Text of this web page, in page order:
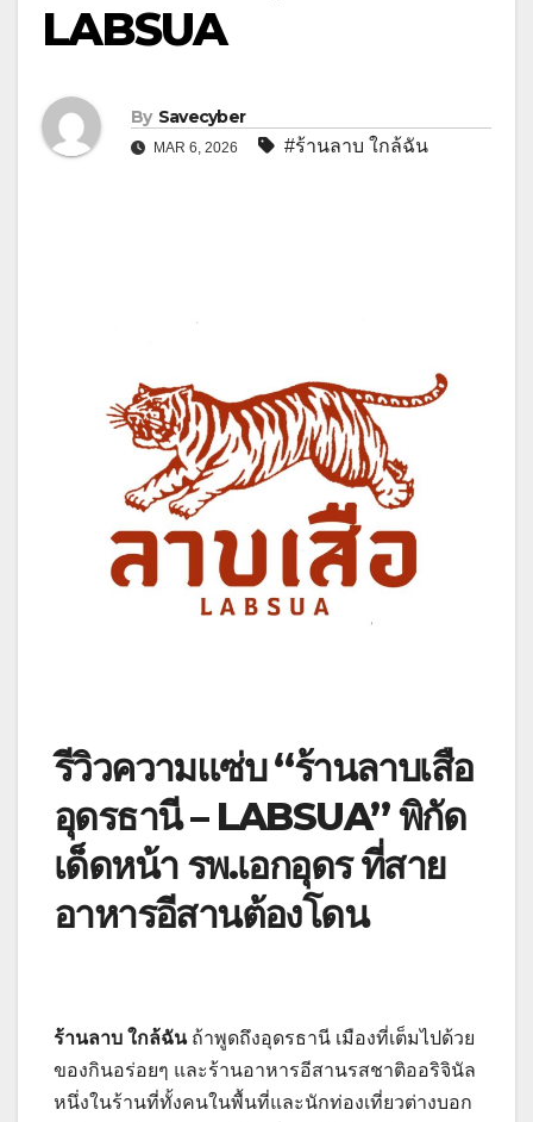
LABSUA
By Savecyber
MAR 6, 2026 #ร้านลาบ ใกล้ฉัน
รีวิวความแซ่บ “ร้านลาบเสือ
อุดรธานี – LABSUA” พิกัด
เด็ดหน้า รพ.เอกอุดร ที่สาย
อาหารอีสานต้องโดน
ร้านลาบ ใกล้ฉัน ถ้าพูดถึงอุดรธานี เมืองที่เต็มไปด้วย
ของกินอร่อยๆ และร้านอาหารอีสานรสชาติออริจินัล
หนึ่งในร้านที่ทั้งคนในพื้นที่และนักท่องเที่ยวต่างบอก